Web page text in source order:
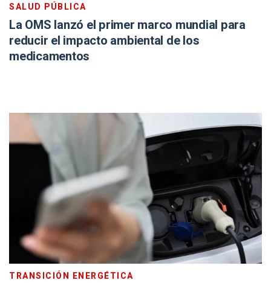
SALUD PÚBLICA
La OMS lanzó el primer marco mundial para
reducir el impacto ambiental de los
medicamentos
TRANSICIÓN ENERGÉTICA